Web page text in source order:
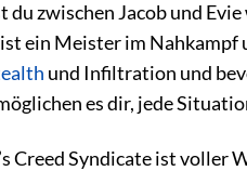
du zwischen Jacob und
ein Meister im Nahkampf
und Infiltration und
es dir, jede
Creed Syndicate ist